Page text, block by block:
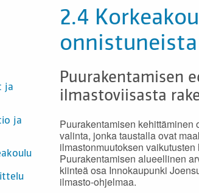
ja
ja
2.4
Puurakentamisen
ilmastoviisasta
Puurakentamisen kehittäminen
valinta, jonka taustalla ovat
ilmastonmuutoksen
Puurakentamisen alueellinen
kiinteä osa Innokaupunki
ilmasto-ohjelmaa.